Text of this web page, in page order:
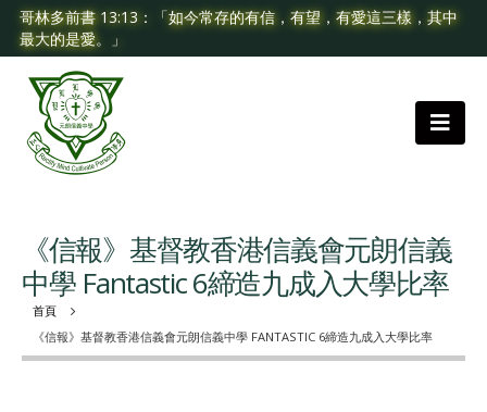
哥林多前書 13:13：「如今常存的有信，有望，有愛這三樣，其中
最大的是愛。」
首頁
《信報》基督教香港信義會元朗信義中學 FANTASTIC 6締造九成入大學比率
《信報》基督教香港信義會元朗信義
中學 Fantastic 6締造九成入大學比率